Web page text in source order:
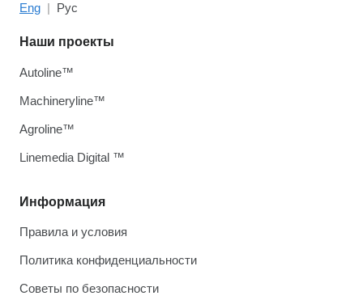
Eng Рус
Информация
Правила и условия
Политика конфиденциальности
Советы по безопасности
Наши проекты
Autoline™
Machineryline™
Agroline™
Linemedia Digital ™